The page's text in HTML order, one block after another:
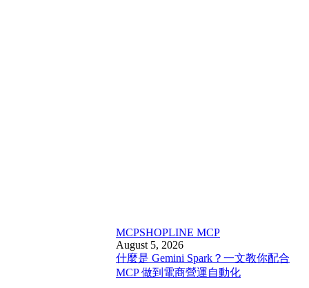
MCPSHOPLINE MCP
August 5, 2026
什麼是 Gemini Spark？一文教你配合
MCP 做到電商營運自動化